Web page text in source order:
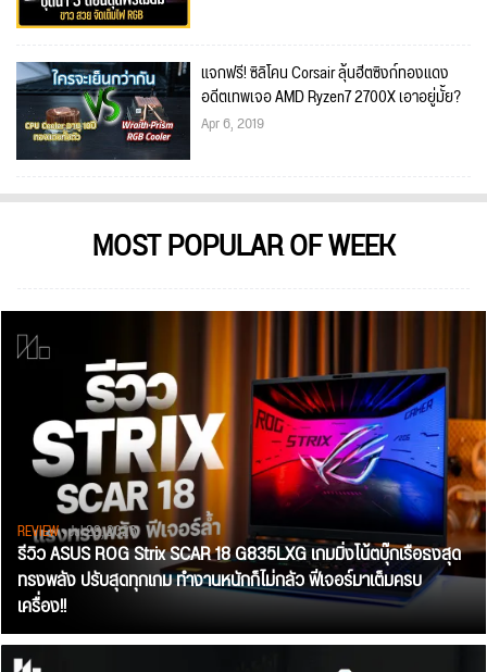
แจกฟรี! ซิลิโคน Corsair ลุ้นฮีตซิงก์ทองแดง
อดีตเทพเจอ AMD Ryzen7 2700X เอาอยู่มั้ย?
Apr 6, 2019
MOST POPULAR OF WEEK
REVIEW• Jul 28, 2026
รีวิว ASUS ROG Strix SCAR 18 G835LXG เกมมิ่งโน้ตบุ๊กเรือธงสุด
ทรงพลัง ปรับสุดทุกเกม ทำงานหนักก็ไม่กลัว ฟีเจอร์มาเต็มครบ
เครื่อง!!